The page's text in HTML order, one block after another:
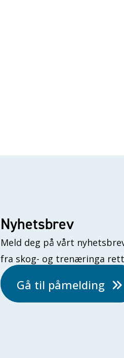
Nyhetsbrev
Meld deg på vårt
fra skog- og trenæringa
Gå til påmelding